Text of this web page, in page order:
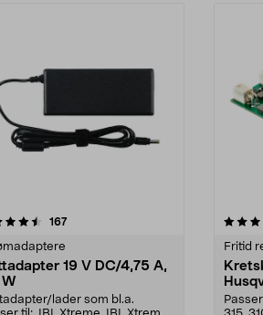
167anmeldelser
19 V DC/4,75 A,
lader som bl.a.
5.0 av 5 stjerner
Fritid